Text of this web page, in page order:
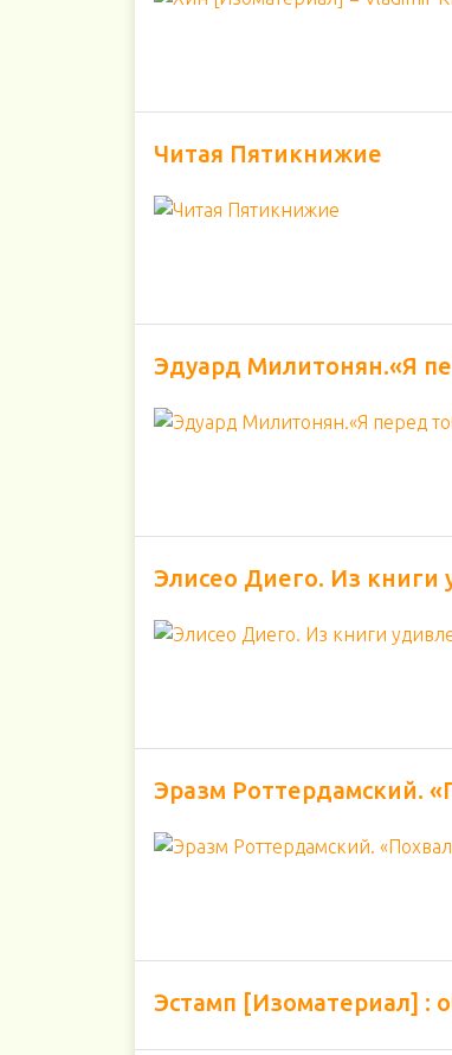
Читая Пятикнижие
Эдуард Милитонян.«Я
Элисео Диего. Из книги
Эразм Роттердамский.
Эстамп [Изоматериал] :